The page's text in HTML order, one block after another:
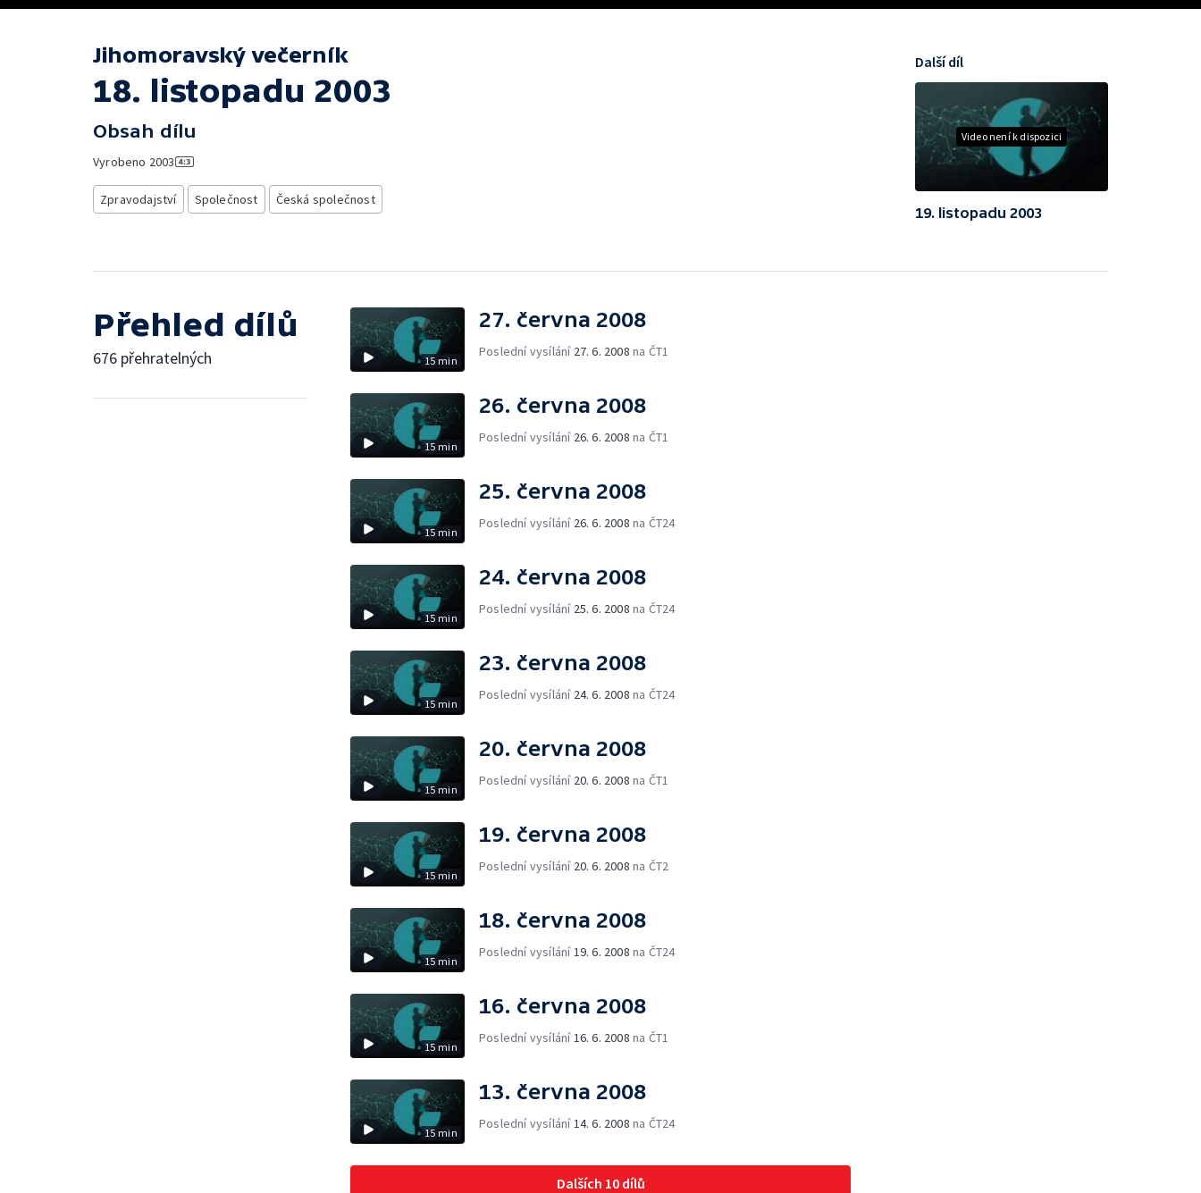
Jihomoravský večerník
18. listopadu 2003
Obsah dílu
Vyrobeno 2003
Zpravodajství Společnost Česká společnost
Video není k dispozici
Další díl
19. listopadu 2003
Přehled dílů
676 přehratelných 15 min
27. června 2008
Poslední vysílání 27. 6. 2008 na ČT1
15 min
26. června 2008
Poslední vysílání 26. 6. 2008 na ČT1
15 min
25. června 2008
Poslední vysílání 26. 6. 2008 na ČT24
15 min
24. června 2008
Poslední vysílání 25. 6. 2008 na ČT24
15 min
23. června 2008
Poslední vysílání 24. 6. 2008 na ČT24
15 min
20. června 2008
Poslední vysílání 20. 6. 2008 na ČT1
15 min
19. června 2008
Poslední vysílání 20. 6. 2008 na ČT2
15 min
18. června 2008
Poslední vysílání 19. 6. 2008 na ČT24
15 min
16. června 2008
Poslední vysílání 16. 6. 2008 na ČT1
15 min
13. června 2008
Poslední vysílání 14. 6. 2008 na ČT24
Dalších 10 dílů